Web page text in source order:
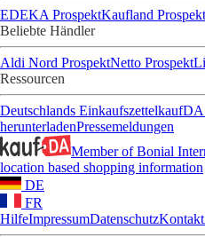
EDEKA ProspektKaufland Prospekt
Beliebte Händler
Aldi Nord ProspektNetto Prospekt
Ressourcen
Deutschlands EinkaufszettelkaufDA
herunterladenPressemeldungen
Member of Bonial
location based shopping information
DE
FR
HilfeImpressumDatenschutzKontakt